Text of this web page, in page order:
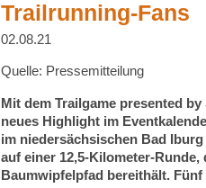
Trailrunning-Fans
02.08.21
Quelle: Pressemitteilung
Mit dem Trailgame presented
neues Highlight im
im niedersächsischen Bad
auf einer 12,5-Kilometer-
Baumwipfelpfad bereithält.